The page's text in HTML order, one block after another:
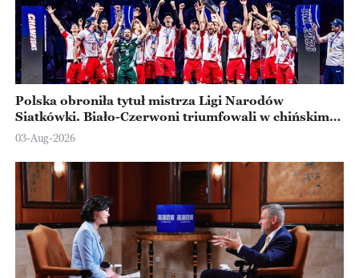
Polska obroniła tytuł mistrza Ligi Narodów
Siatkówki. Biało-Czerwoni triumfowali w chińskim
Ningbo
03-Aug-2026